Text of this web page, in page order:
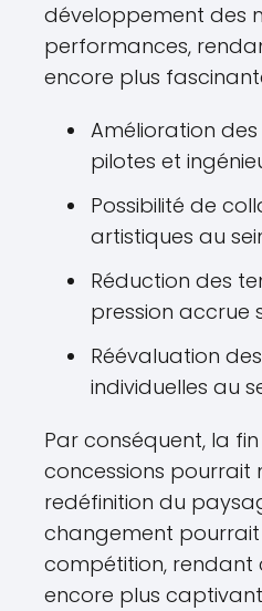
développement des
performances,
encore plus
Amélioration
pilotes et
Possibilité de
artistiques au
Réduction des
pression accrue
Réévaluation
individuelles au
Par conséquent, la
concessions pourrait
redéfinition du
changement
compétition, rendant
encore plus